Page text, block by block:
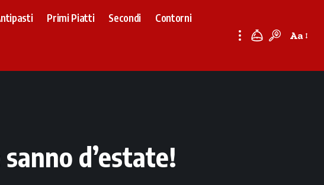
Primi Piatti Secondi Contorni
Font
Aa
d’estate!